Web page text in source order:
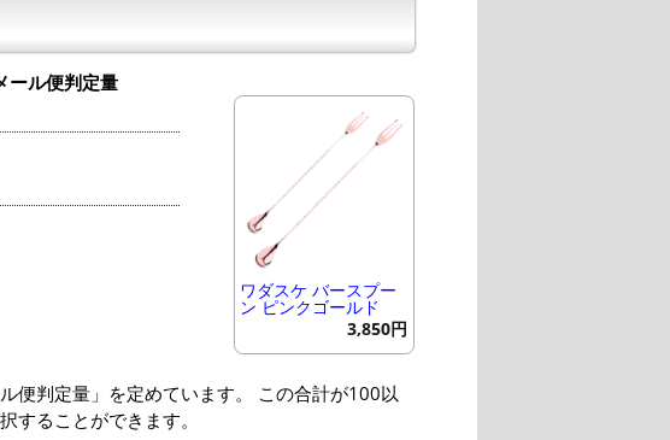
ール便判定量
ワダスケ バースプー
ン ピンクゴールド
3,850円
便判定量」を定めています。 この合計が100以
することができます。